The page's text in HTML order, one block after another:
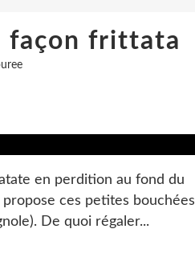
façon frittata
en perdition au fond du
ces petites bouchées
De quoi régaler...